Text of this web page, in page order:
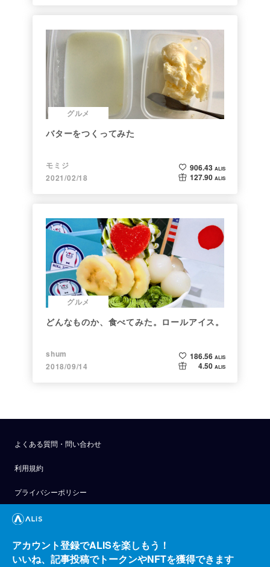
グルメ
バターをつくってみた
モミジ
2021/02/18
906.43 ALIS
127.90 ALIS
グルメ
どんなものか、食べてみた。ロールアイス。
shum
2018/09/14
186.56 ALIS
4.50 ALIS
よくある質問・問い合わせ
利用規約
プライバシーポリシー
公式アナウンス
技術ブログ
API
アカウント登録でALISを楽しもう！
いいね、記事投稿でトークンやNFTを獲得できます